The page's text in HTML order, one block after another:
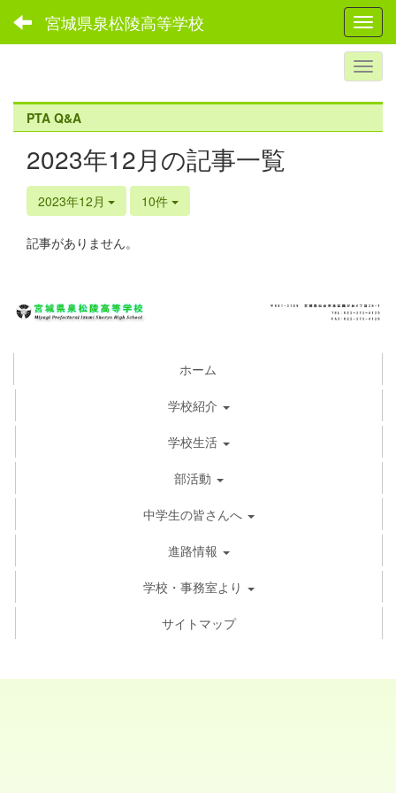
宮城県泉松陵高等学校
PTA Q&A
2023年12月の記事一覧
2023年12月 10件
記事がありません。
ホーム
学校紹介
学校生活
部活動
中学生の皆さんへ
進路情報
学校・事務室より
サイトマップ